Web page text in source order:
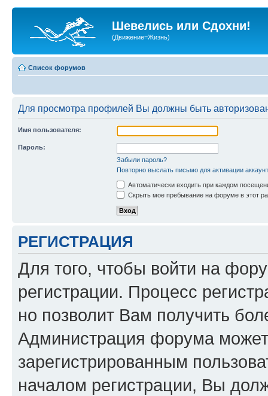
Шевелись или Сдохни!
(Движение=Жизнь)
Список форумов
Для просмотра профилей Вы должны быть
Имя пользователя:
Пароль:
Забыли пароль?
Повторно выслать письмо для активации
Автоматически входить при каждом
Скрыть мое пребывание на форуме в этот
РЕГИСТРАЦИЯ
Для того, чтобы войти на
регистрации. Процесс
но позволит Вам получить
Администрация форума может
зарегистрированным
началом регистрации, Вы